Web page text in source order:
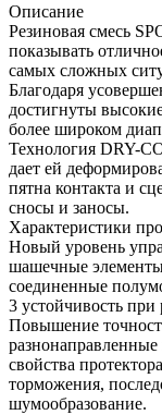
Описание
Резиновая смесь
показывать
самых сложных
Благодаря
достигнуты
более широком
Технология DRY-
дает ей
пятна контакта и
сносы и заносы.
Характеристики
Новый уровень
шашечные элементы
соединенные
3 устойчивость
Повышение
свойства
торможения,
шумообразование.